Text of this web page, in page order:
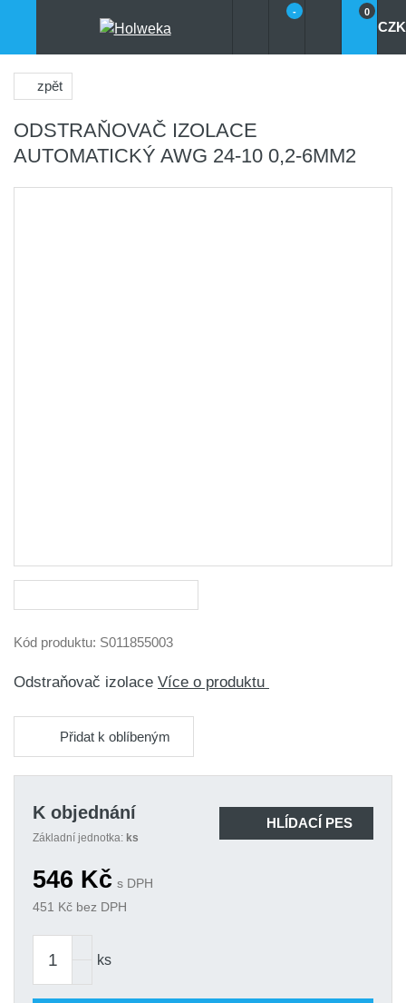
- 0
CZK
zpět
ODSTRAŇOVAČ IZOLACE
AUTOMATICKÝ AWG 24-10 0,2-6MM2
Kód produktu: S011855003
Odstraňovač izolace Více o produktu
Přidat k oblíbeným
K objednání
Základní jednotka: ks
HLÍDACÍ PES
546 Kč s DPH
451 Kč bez DPH
ks